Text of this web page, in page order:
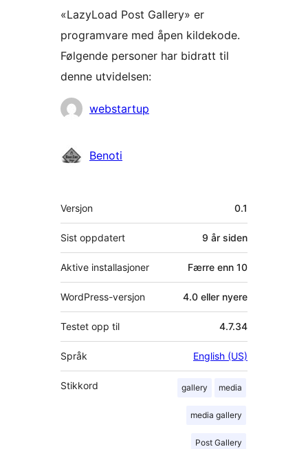
«LazyLoad Post Gallery» er
programvare med åpen kildekode.
Følgende personer har bidratt til
denne utvidelsen:
Bidragsytere
webstartup
Benoti
Meta
Versjon 0.1
Sist oppdatert 9 år siden
Aktive installasjoner Færre enn 10
WordPress-versjon 4.0 eller nyere
Testet opp til 4.7.34
Språk English (US)
Stikkord gallery media
media gallery
Post Gallery